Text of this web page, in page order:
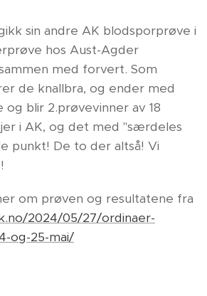
sin andre AK blodsporprøve i
hos Aust-Agder
med forvert. Som
de knallbra, og ender med
blir 2.prøvevinner av 18
i AK, og det med "særdeles
punkt! De to der altså! Vi
om prøven og resultatene fra
2024/05/27/ordinaer-
og-25-mai/